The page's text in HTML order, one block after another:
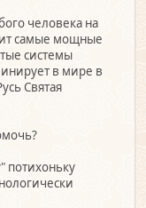
человека на
самые мощные
системы
в мире в
Святая
потихоньку